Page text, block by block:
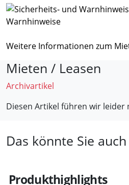
Warnhinweise
Weitere Informationen zum
Mieten / Leasen
Archivartikel
Diesen Artikel führen wir leider
Das könnte Sie
Produkthighlights